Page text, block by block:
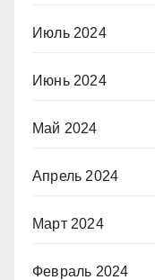
Июль 2024
Июнь 2024
Май 2024
Апрель 2024
Март 2024
Февраль 2024